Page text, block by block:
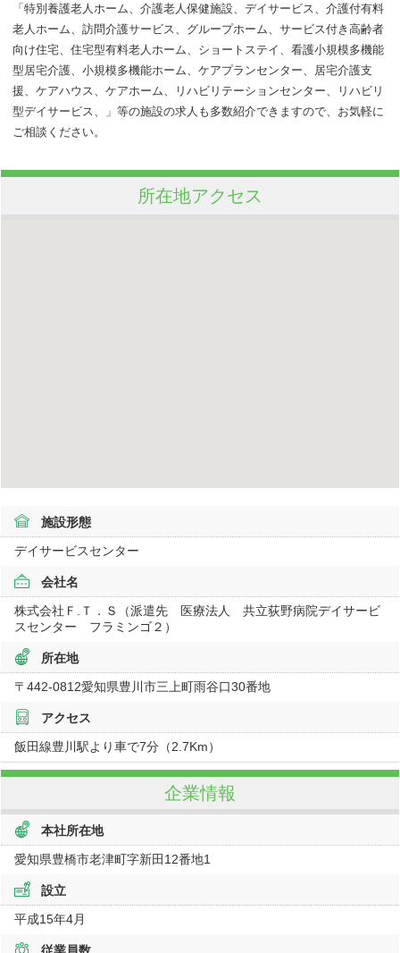
「特別養護老人ホーム、介護老人保健施設、デイサービス、介護付有料
老人ホーム、訪問介護サービス、グループホーム、サービス付き高齢者
向け住宅、住宅型有料老人ホーム、ショートステイ、看護小規模多機能
型居宅介護、小規模多機能ホーム、ケアプランセンター、居宅介護支
援、ケアハウス、ケアホーム、リハビリテーションセンター、リハビリ
型デイサービス、」等の施設の求人も多数紹介できますので、お気軽に
ご相談ください。
所在地アクセス
施設形態
デイサービスセンター
会社名
株式会社Ｆ.Ｔ．Ｓ（派遣先 医療法人 共立荻野病院デイサービ
スセンター フラミンゴ２）
所在地
〒442-0812愛知県豊川市三上町雨谷口30番地
アクセス
飯田線豊川駅より車で7分（2.7Km）
企業情報
本社所在地
愛知県豊橋市老津町字新田12番地1
設立
平成15年4月